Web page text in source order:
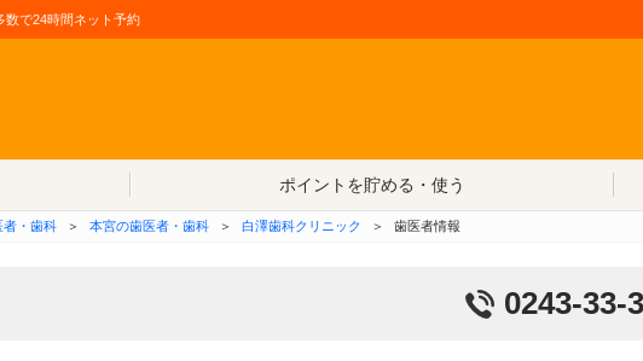
数で24時間ネット予約
ポイントを貯める・使う
者・歯科 ＞ 本宮の歯医者・歯科 ＞ 白澤歯科クリニック ＞ 歯医者情報
0243-33-